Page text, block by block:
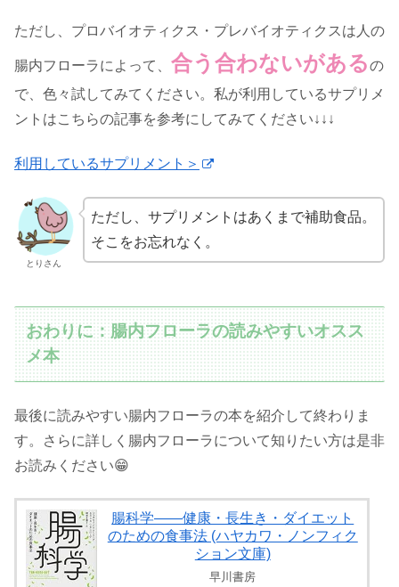
ただし、プロバイオティクス・プレバイオティクスは人の
腸内フローラによって、 合う合わないがあるの
で、色々試してみてください。私が利用しているサプリメ
ントはこちらの記事を参考にしてみてください↓↓↓
利用しているサプリメント＞
とりさん
ただし、サプリメントはあくまで補助食品。
そこをお忘れなく。
おわりに：腸内フローラの読みやすいオスス
メ本
最後に読みやすい腸内フローラの本を紹介して終わりま
す。さらに詳しく腸内フローラについて知りたい方は是非
お読みください😁
腸科学――健康・長生き・ダイエット
のための食事法 (ハヤカワ・ノンフィク
ション文庫)
早川書房